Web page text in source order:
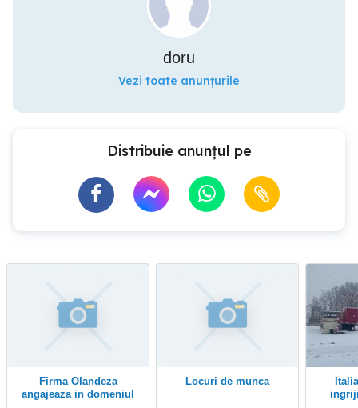
doru
Vezi toate anunțurile
Distribuie anunțul pe
firma Olandeza
angajeaza in domeniul
Locuri de munca